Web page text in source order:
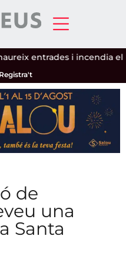
entrades i incendia el
Registra't
de
una
Santa